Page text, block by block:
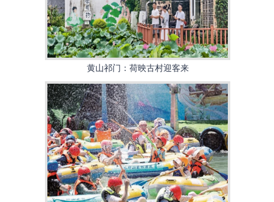
黄山祁门：荷映古村迎客来